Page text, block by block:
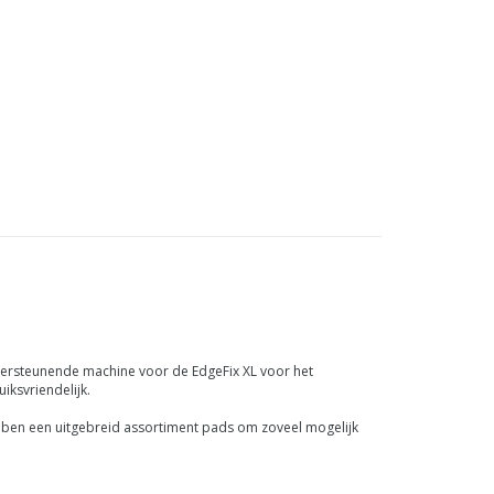
machine voor de EdgeFix XL voor het
een uitgebreid assortiment pads om zoveel mogelijk